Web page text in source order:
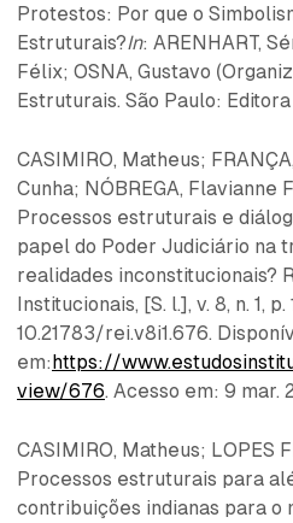
Protestos: Por que o
Estruturais?In: ARENHART,
Félix; OSNA, Gustavo
Estruturais. São Paulo:
CASIMIRO, Matheus;
Cunha; NÓBREGA, Flavianne
Processos estruturais e
papel do Poder Judiciário na
realidades inconstitucionais?
Institucionais, [S. l.], v. 8, n. 1,
10.21783/rei.v8i1.676.
em:https://
view/676. Acesso em: 9 mar.
CASIMIRO, Matheus; LOPES
Processos estruturais para
contribuições indianas para o